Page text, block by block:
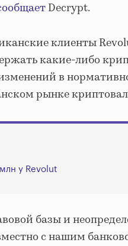
Decrypt.
клиенты
какие-либо
в
рынке
у Revolut
базы и
с нашим